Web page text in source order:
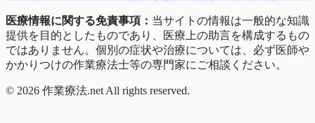
医療情報に関する免責事項： 当サイトの情報は一般的な知識
提供を目的としたものであり、医療上の助言を構成するもの
ではありません。個別の症状や治療については、必ず医師や
かかりつけの作業療法士等の専門家にご相談ください。
© 2026 作業療法.net All rights reserved.